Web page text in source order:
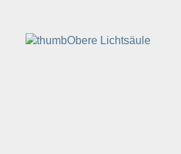
Obere Lichtsäule